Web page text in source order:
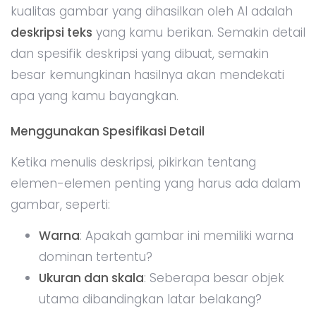
kualitas gambar yang dihasilkan oleh AI adalah
deskripsi teks yang kamu berikan. Semakin detail
dan spesifik deskripsi yang dibuat, semakin
besar kemungkinan hasilnya akan mendekati
apa yang kamu bayangkan.
Menggunakan Spesifikasi Detail
Ketika menulis deskripsi, pikirkan tentang
elemen-elemen penting yang harus ada dalam
gambar, seperti:
Warna: Apakah gambar ini memiliki warna
dominan tertentu?
Ukuran dan skala: Seberapa besar objek
utama dibandingkan latar belakang?